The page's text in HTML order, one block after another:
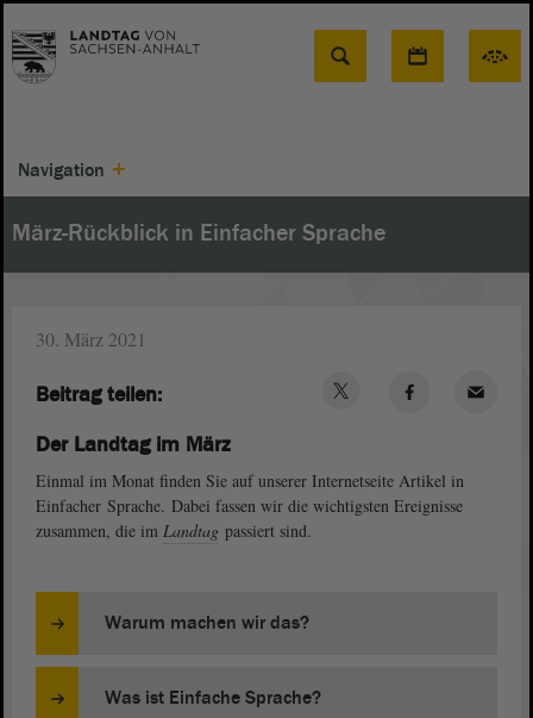
Suche
Navigation
März-Rückblick in Einfacher Sprache
30. März 2021
Der Landtag im März
Einmal im Monat finden Sie auf unserer Internetseite Artikel in
Einfacher Sprache. Dabei fassen wir die wichtigsten Ereignisse
zusammen, die im Landtag passiert sind.
Warum machen wir das?
Was ist Einfache Sprache?
Beitrag teilen: